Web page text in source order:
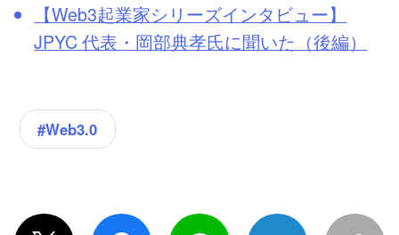
【Web3起業家シリーズインタビュー】
JPYC 代表・岡部典孝氏に聞いた（後編）
#Web3.0